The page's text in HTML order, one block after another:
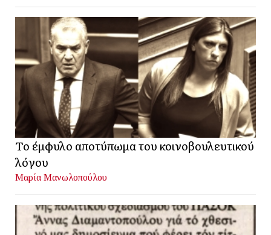
Το έμφυλο αποτύπωμα του κοινοβουλευτικού
λόγου
Μαρία Μανωλοπούλου